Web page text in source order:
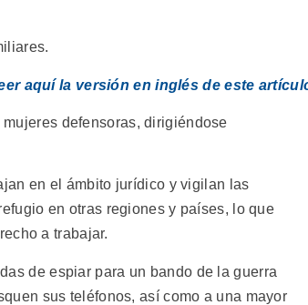
aquí la versión en inglés de este
defensoras, dirigiéndose
en el ámbito jurídico y vigilan las
en otras regiones y países, lo que
a trabajar.
de espiar para un bando de la guerra
sus teléfonos, así como a una mayor